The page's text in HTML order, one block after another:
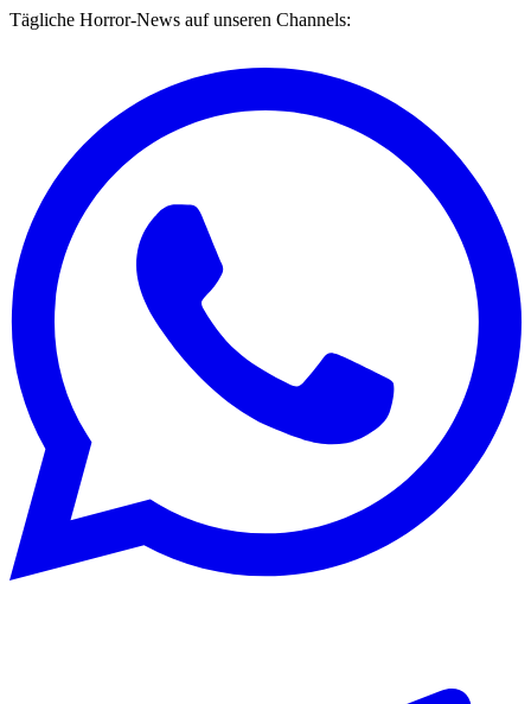
Tägliche Horror-News auf unseren Channels: